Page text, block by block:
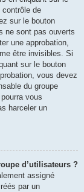
contrôle de
sur le bouton
ne sont pas ouverts
une approbation,
être invisibles. Si
sur le bouton
vous devez
du groupe
vous
harceler un
d’utilisateurs ?
assigné
par un